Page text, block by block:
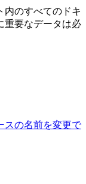
内のすべてのドキ
重要なデータは必
スの名前を変更で